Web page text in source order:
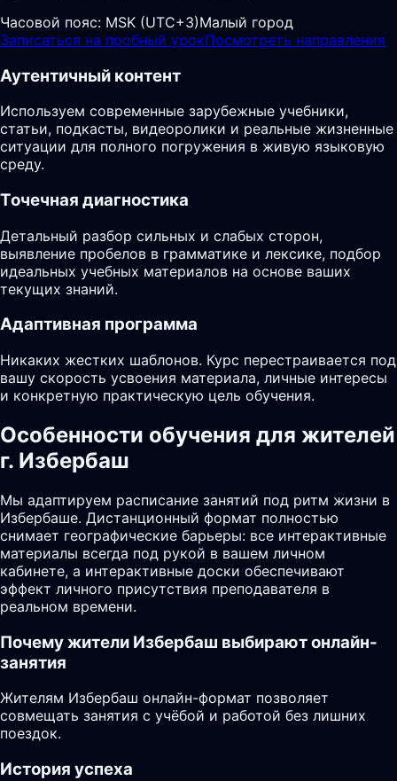
Часовой пояс: MSK (UTC+3)Малый город
Записаться на пробный урокПосмотреть направления
Аутентичный контент
Используем современные зарубежные учебники,
статьи, подкасты, видеоролики и реальные жизненные
ситуации для полного погружения в живую языковую
среду.
Точечная диагностика
Детальный разбор сильных и слабых сторон,
выявление пробелов в грамматике и лексике, подбор
идеальных учебных материалов на основе ваших
текущих знаний.
Адаптивная программа
Никаких жестких шаблонов. Курс перестраивается под
вашу скорость усвоения материала, личные интересы
и конкретную практическую цель обучения.
Особенности обучения для жителей
г. Избербаш
Мы адаптируем расписание занятий под ритм жизни в
Избербаше. Дистанционный формат полностью
снимает географические барьеры: все интерактивные
материалы всегда под рукой в вашем личном
кабинете, а интерактивные доски обеспечивают
эффект личного присутствия преподавателя в
реальном времени.
Почему жители Избербаш выбирают онлайн-
занятия
Жителям Избербаш онлайн-формат позволяет
совмещать занятия с учёбой и работой без лишних
поездок.
История успеха